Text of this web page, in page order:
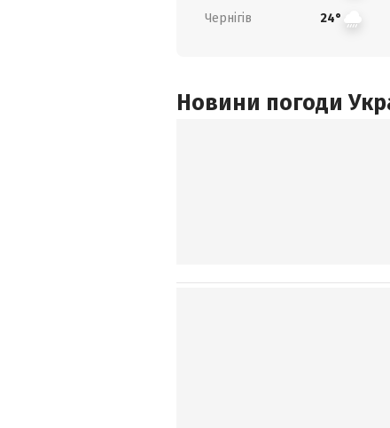
Чернігів 24°
Новини погоди